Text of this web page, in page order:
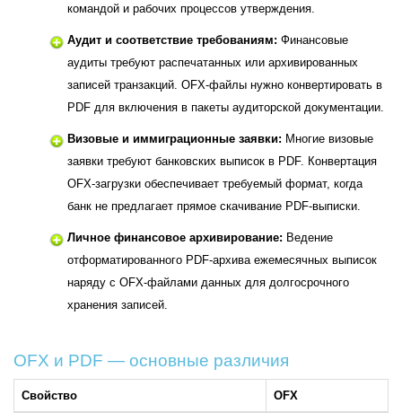
командой и рабочих процессов утверждения.
Аудит и соответствие требованиям: Финансовые
аудиты требуют распечатанных или архивированных
записей транзакций. OFX-файлы нужно конвертировать в
PDF для включения в пакеты аудиторской документации.
Визовые и иммиграционные заявки: Многие визовые
заявки требуют банковских выписок в PDF. Конвертация
OFX-загрузки обеспечивает требуемый формат, когда
банк не предлагает прямое скачивание PDF-выписки.
Личное финансовое архивирование: Ведение
отформатированного PDF-архива ежемесячных выписок
наряду с OFX-файлами данных для долгосрочного
хранения записей.
OFX и PDF — основные различия
Свойство OFX